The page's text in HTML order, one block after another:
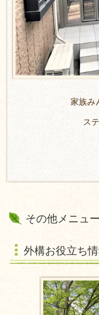
家族み
ス
その他メニュ
外構お役立ち